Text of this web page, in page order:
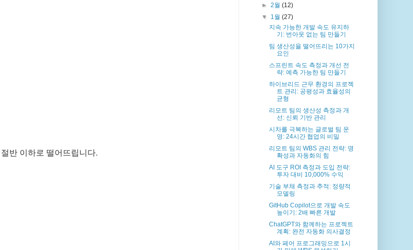
반 이하로 떨어뜨립니다.
► 2월 (12)
▼ 1월 (27)
지속 가능한 개발 속도 유지하
기: 번아웃 없는 팀 만들기
팀 생산성을 떨어뜨리는 10가지
요인
스프린트 속도 측정과 개선 전
략: 예측 가능한 팀 만들기
하이브리드 근무 환경의 프로젝
트 관리: 공평성과 효율성의
균형
리모트 팀의 생산성 측정과 개
선: 신뢰 기반 관리
시차를 극복하는 글로벌 팀 운
영: 24시간 협업의 비밀
리모트 팀의 WBS 관리 전략: 명
확성과 자동화의 힘
AI 도구 ROI 측정과 도입 전략:
투자 대비 10,000% 수익
기술 부채 측정과 추적: 정량적
모델링
GitHub Copilot으로 개발 속도
높이기: 2배 빠른 개발
ChatGPT와 함께하는 프로젝트
계획: 완전 자동화 의사결정
AI와 페어 프로그래밍으로 1시